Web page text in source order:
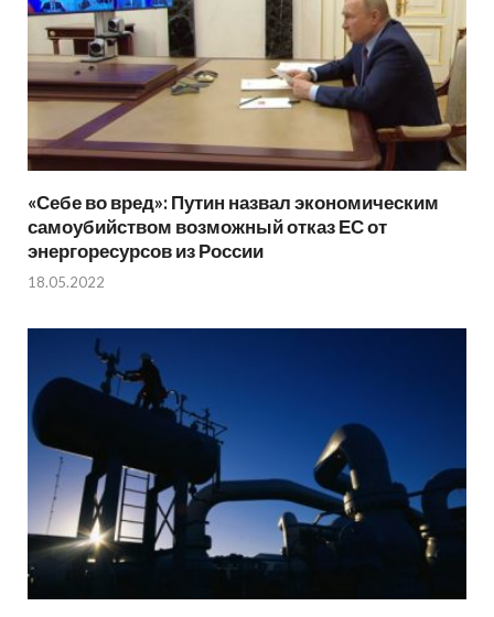
«Себе во вред»: Путин назвал экономическим
самоубийством возможный отказ ЕС от
энергоресурсов из России
18.05.2022